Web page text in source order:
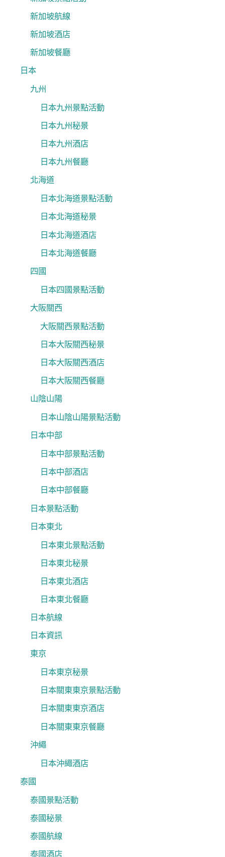
新加坡航線
新加坡酒店
新加坡餐廳
日本
九州
日本九州景點活動
日本九州秘景
日本九州酒店
日本九州餐廳
北海道
日本北海道景點活動
日本北海道秘景
日本北海道酒店
日本北海道餐廳
四國
日本四國景點活動
大阪關西
大阪關西景點活動
日本大阪關西秘景
日本大阪關西酒店
日本大阪關西餐廳
山陰山陽
日本山陰山陽景點活動
日本中部
日本中部景點活動
日本中部酒店
日本中部餐廳
日本景點活動
日本東北
日本東北景點活動
日本東北秘景
日本東北酒店
日本東北餐廳
日本航線
日本資訊
東京
日本東京秘景
日本關東東京景點活動
日本關東東京酒店
日本關東東京餐廳
沖繩
日本沖繩酒店
泰國
泰國景點活動
泰國秘景
泰國航線
泰國酒店